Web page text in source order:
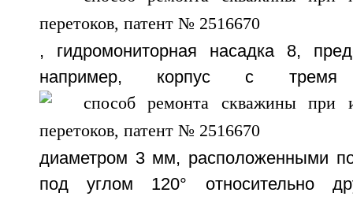
, гидромониторная насадка 8,
например, корпус с тремя
диаметром 3 мм, расположенными
под углом 120° относительно